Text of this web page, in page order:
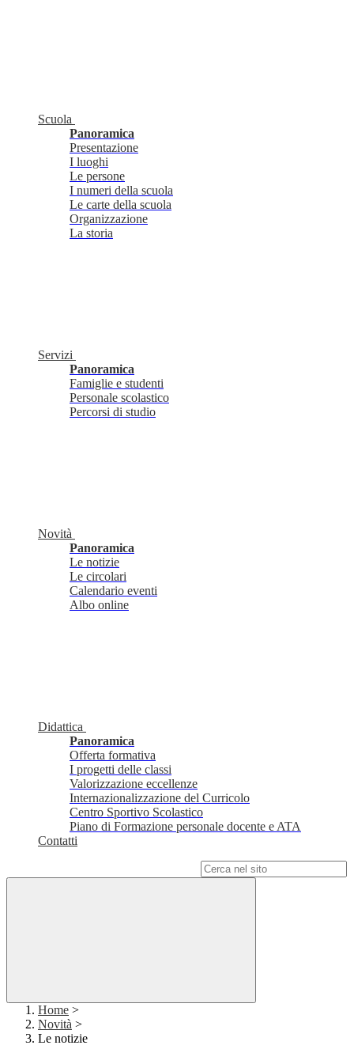
Scuola
Panoramica
Presentazione
I luoghi
Le persone
I numeri della scuola
Le carte della scuola
Organizzazione
La storia
Servizi
Panoramica
Famiglie e studenti
Personale scolastico
Percorsi di studio
Novità
Panoramica
Le notizie
Le circolari
Calendario eventi
Albo online
Didattica
Panoramica
Offerta formativa
I progetti delle classi
Valorizzazione eccellenze
Internazionalizzazione del Curricolo
Centro Sportivo Scolastico
Piano di Formazione personale docente e ATA
Contatti
Home >
Novità >
Le notizie